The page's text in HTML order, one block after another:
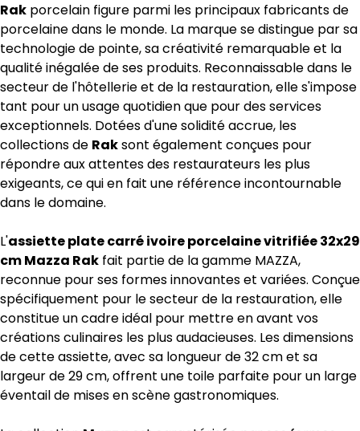
Rak porcelain figure parmi les principaux fabricants de
porcelaine dans le monde. La marque se distingue par sa
technologie de pointe, sa créativité remarquable et la
qualité inégalée de ses produits. Reconnaissable dans le
secteur de l'hôtellerie et de la restauration, elle s'impose
tant pour un usage quotidien que pour des services
exceptionnels. Dotées d'une solidité accrue, les
collections de Raksont également conçues pour
répondre aux attentes des restaurateurs les plus
exigeants, ce qui en fait une référence incontournable
dans le domaine.
L'assiette plate carré ivoire porcelaine vitrifiée 32x29
cm Mazza Rak fait partie de la gamme MAZZA,
reconnue pour ses formes innovantes et variées. Conçue
spécifiquement pour le secteur de la restauration, elle
constitue un cadre idéal pour mettre en avant vos
créations culinaires les plus audacieuses. Les dimensions
de cette assiette, avec sa longueur de 32 cm et sa
largeur de 29 cm, offrent une toile parfaite pour un large
éventail de mises en scène gastronomiques.